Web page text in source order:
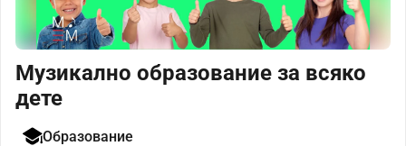
Музикално образование за всяко
дете
Образование